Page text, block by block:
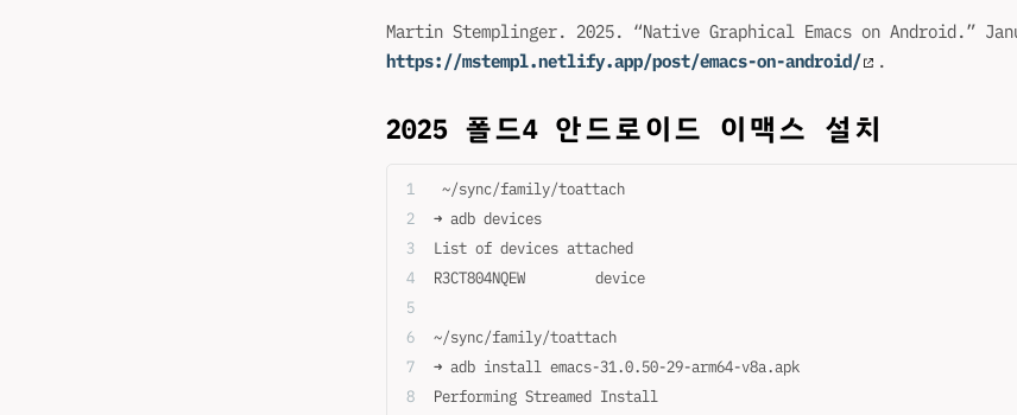
Martin Stemplinger. 2025. “Native Graphical Emacs on Android.”
https://mstempl.netlify.app/post/emacs-on-android/
.
2025 폴드4 안드로이드 이맥스 설치
~/sync/family/toattach
➜ adb devices
List of devices attached
R3CT804NQEW	device
~/sync/family/toattach
➜ adb install emacs-31.0.50-29-arm64-v8a.apk
Performing Streamed Install